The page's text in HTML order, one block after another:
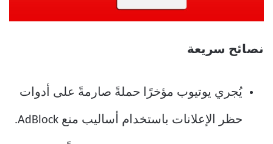
نصائح سريعة
يُجري يوتيوب مؤخرًا حملةً صارمةً على أدوات
حظر الإعلانات باستخدام أساليب منع AdBlock.